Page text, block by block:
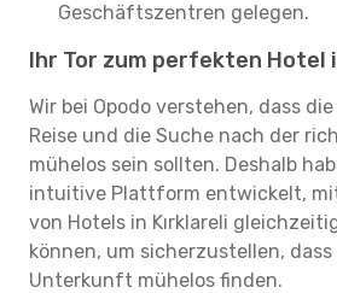
Geschäftszentren gelegen.
Ihr Tor zum perfekten Hotel
Wir bei Opodo verstehen, dass
Reise und die Suche nach der
mühelos sein sollten. Deshalb
intuitive Plattform entwickelt,
von Hotels in Kırklareli
können, um sicherzustellen, dass
Unterkunft mühelos finden.